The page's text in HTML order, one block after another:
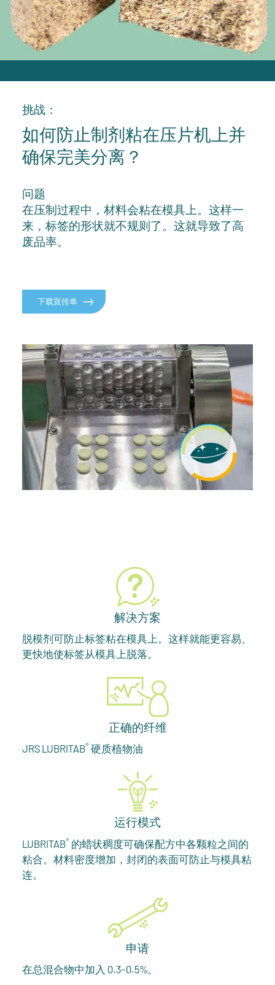
挑战：
如何防止制剂粘在压片机上并
确保完美分离？
问题
在压制过程中，材料会粘在模具上。这样一
来，标签的形状就不规则了。这就导致了高
废品率。
下载宣传单
解决方案
脱模剂可防止标签粘在模具上。这样就能更容易、
更快地使标签从模具上脱落。
正确的纤维
JRS LUBRITAB® 硬质植物油
运行模式
LUBRITAB® 的蜡状稠度可确保配方中各颗粒之间的
粘合。材料密度增加，封闭的表面可防止与模具粘
连。
申请
在总混合物中加入 0.3-0.5%。